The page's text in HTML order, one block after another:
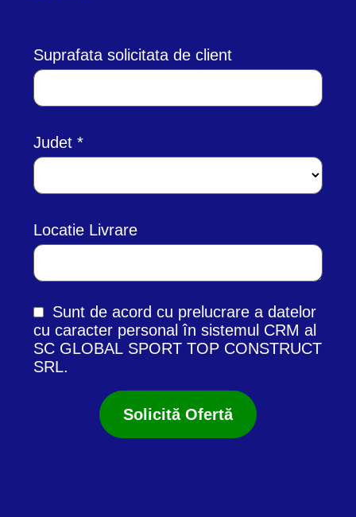
Suprafata solicitata de client
Judet
Locatie Livrare
Sunt de acord cu prelucrare a datelor
cu caracter personal în sistemul CRM al
SC GLOBAL SPORT TOP CONSTRUCT
SRL.